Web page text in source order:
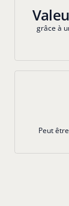
grâce à
Peut